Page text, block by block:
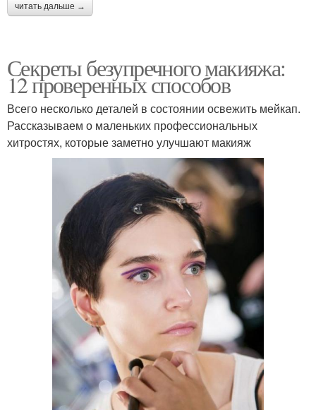
читать дальше →
Секреты безупречного макияжа:
12 проверенных способов
Всего несколько деталей в состоянии освежить мейкап.
Рассказываем о маленьких профессиональных
хитростях, которые заметно улучшают макияж